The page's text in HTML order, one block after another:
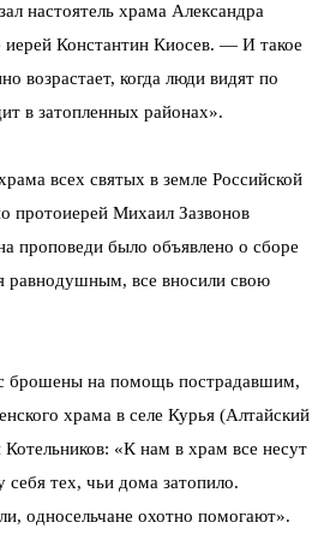
настоятель храма Александра
иерей Константин Киосев. — И такое
возрастает, когда люди видят по
в затопленных районах».
всех святых в земле Российской
протоиерей Михаил Зазвонов
проповеди было объявлено о сборе
равнодушным, все вносили свою
брошены на помощь пострадавшим,
храма в селе Курья (Алтайский
«К нам в храм все несут
себя тех, чьи дома затопило.
односельчане охотно помогают».